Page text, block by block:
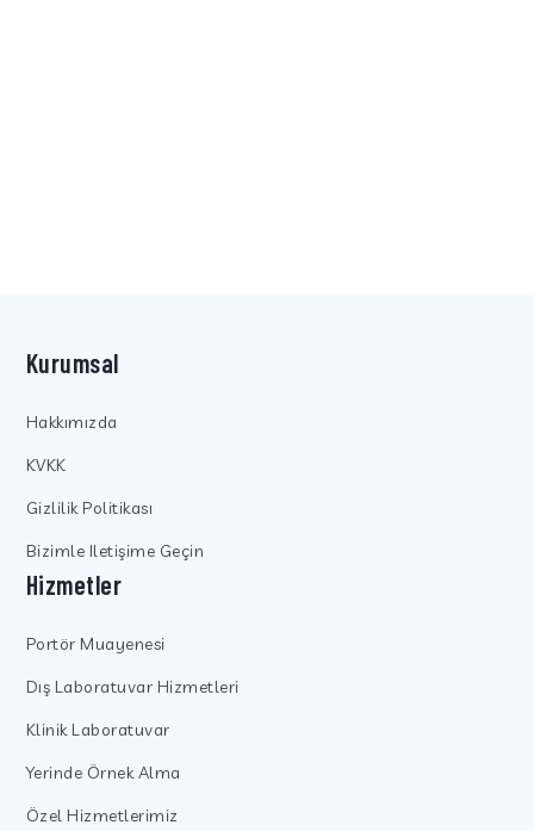
Kurumsal
Hakkımızda
KVKK
Gizlilik Politikası
Bizimle Iletişime Geçin
Hizmetler
Portör Muayenesi
Dış Laboratuvar Hizmetleri
Klinik Laboratuvar
Yerinde Örnek Alma
Özel Hizmetlerimiz